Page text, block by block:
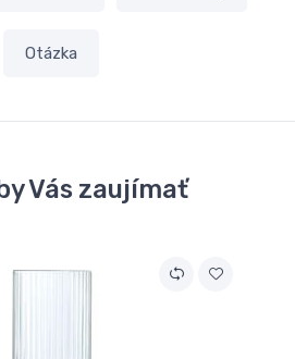
Otázka
Vás zaujímať